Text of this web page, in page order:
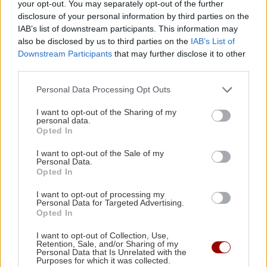
your opt-out. You may separately opt-out of the further
disclosure of your personal information by third parties on the
IAB’s list of downstream participants. This information may
also be disclosed by us to third parties on the IAB’s List of
Downstream Participants that may further disclose it to other
Personal Data Processing Opt Outs
I want to opt-out of the Sharing of my
personal data.
Opted In
I want to opt-out of the Sale of my
Personal Data.
Opted In
I want to opt-out of processing my
Personal Data for Targeted Advertising.
Opted In
I want to opt-out of Collection, Use,
Retention, Sale, and/or Sharing of my
Personal Data that Is Unrelated with the
Purposes for which it was collected.
FIFA παραμένει σε ισχύ»
22:19
ΑΘΛΗΤΙΚΑ
Europa League: Η ΤΣΣΚΑ Σόφιας διέλυσε 3-0
την Μακάμπι Τελ Αβίβ και ετοιμάζεται για
ΟΦΗ (βίντεο)
ΠΕΡΙΕΡΓΑ - ΠΑΡΑΞΕΝΑ
χρόνια
22:00
GOSSIP - LIFESTYLE
Γιώργος Λιάγκας: «Ο Τζορτζ Κλούνεϊ της
ΚΟΣΜΟΣ
ΠΕΡΙΣΣΟΤΕΡΑ
ΣΧΕΣΕΙΣ ΚΑΙ SEX
Χρήματα και σχέση: Πώς να μιλήσετε
χωρίς να καταλήξετε σε καβγά
GOSSIP - LIFESTYLE
Η Μπάρμπρα Στρέιζαντ υπογράφει το
πρώτο της παιδικό βιβλίο